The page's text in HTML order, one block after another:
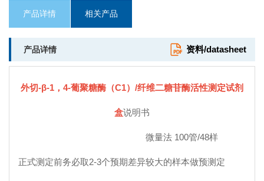
产品详情 相关产品
产品详情 资料/datasheet
外切-β-1，4-葡聚糖酶（C1）/纤维二糖苷酶活性测定试剂
盒说明书
微量法 100管/48样
正式测定前务必取2-3个预期差异较大的样本做预测定